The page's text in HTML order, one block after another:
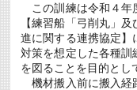
この訓練は令和４年
【練習船「弓削丸」
進に関する連携協定
対策を想定した各種
を図ることを目的とし
機材搬入前に搬入経